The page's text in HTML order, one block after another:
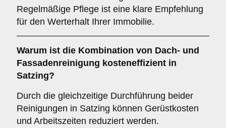
Regelmäßige Pflege ist eine klare Empfehlung
für den Werterhalt Ihrer Immobilie.
Warum ist die Kombination von Dach- und
Fassadenreinigung kosteneffizient in
Satzing?
Durch die gleichzeitige Durchführung beider
Reinigungen in Satzing können Gerüstkosten
und Arbeitszeiten reduziert werden.